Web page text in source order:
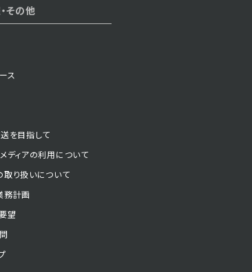
2023年12月01日 放送
第36話
2023年11月23日 放送
2023年11月20日 放送
その他
ス
を目指して
ディアの利用について
り扱いについて
務計画
望